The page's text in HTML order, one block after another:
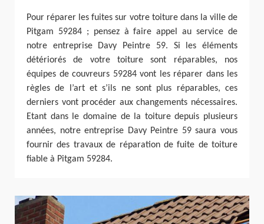
Pour réparer les fuites sur votre toiture dans la ville de
Pitgam 59284 ; pensez à faire appel au service de
notre entreprise Davy Peintre 59. Si les éléments
détériorés de votre toiture sont réparables, nos
équipes de couvreurs 59284 vont les réparer dans les
règles de l’art et s’ils ne sont plus réparables, ces
derniers vont procéder aux changements nécessaires.
Etant dans le domaine de la toiture depuis plusieurs
années, notre entreprise Davy Peintre 59 saura vous
fournir des travaux de réparation de fuite de toiture
fiable à Pitgam 59284.